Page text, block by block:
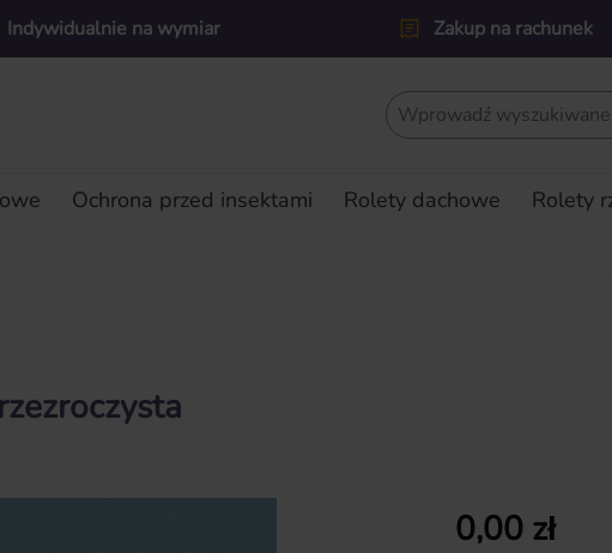
Indywidualnie na wymiar Zakup na rachunek
Ochrona przed insektami Rolety dachowe Rolety
Cena regularna:
0,00 zł